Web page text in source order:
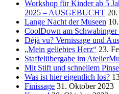
Workshop für Kinder ab 5
2025 – AUSGEBUCHT
Lange Nacht der Museen
CoolDown am Schwabinger
Déjà vu? Vernissage und
„Mein geliebtes Herz“ 23.
Staffelübergabe im
Mit Stift und schnellem
Was ist hier eigentlich los?
Finissage 31. Oktober 2023